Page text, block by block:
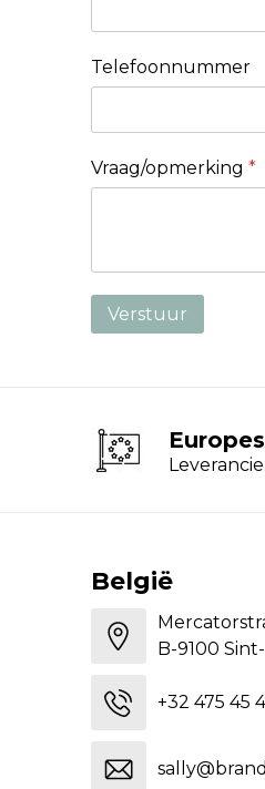
Telefoonnummer
Vraag/opmerking *
België
B-9100
+32 475 45